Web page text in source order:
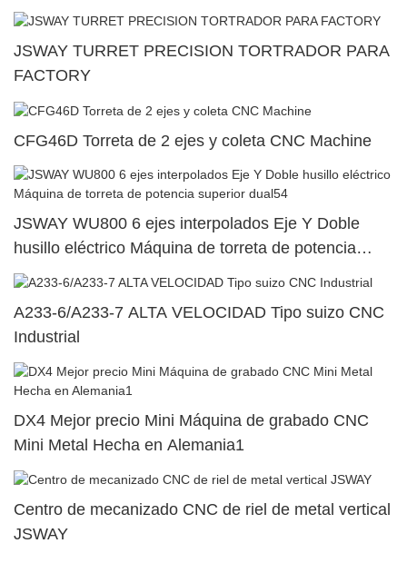
JSWAY TURRET PRECISION TORTRADOR PARA
FACTORY
CFG46D Torreta de 2 ejes y coleta CNC Machine
JSWAY WU800 6 ejes interpolados Eje Y Doble
husillo eléctrico Máquina de torreta de potencia
superior dual54
A233-6/A233-7 ALTA VELOCIDAD Tipo suizo CNC
Industrial
DX4 Mejor precio Mini Máquina de grabado CNC
Mini Metal Hecha en Alemania1
Centro de mecanizado CNC de riel de metal vertical
JSWAY